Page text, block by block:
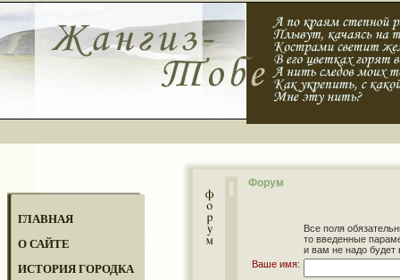
ГЛАВНАЯ
О САЙТЕ
ИСТОРИЯ ГОРОДКА
Форум
Все поля
то введенные
и вам не надо будет
Ваше имя: